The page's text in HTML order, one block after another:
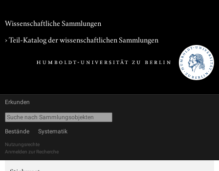
Wissenschaftliche Sammlungen
› Teil-Katalog der wissenschaftlichen Sammlungen
Erkunden
Bestände Systematik
Nutzungsrechte
Anmelden zur Recherche